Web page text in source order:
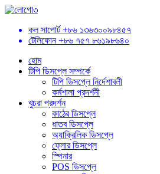
কল সাপোর্ট +৮৬ ১৩৬৩০০৯৮৪৫৭
টেলিফোন +৮৬ ৭৫৭ ৮৬১৯৮৬৪০
হোম
টিপি ডিসপ্লে সম্পর্কে
টিপি ডিসপ্লে নির্দেশাবলী
কর্মশালা প্রদর্শনী
খুচরা প্রদর্শন
কাঠের ডিসপ্লে
ধাতব ডিসপ্লে
অ্যাক্রিলিক ডিসপ্লে
ফ্লোর ডিসপ্লে
স্পিনার
POS ডিসপ্লে